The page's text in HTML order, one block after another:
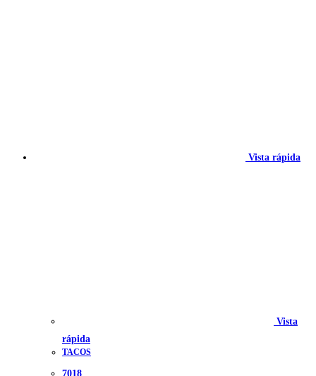
Vista rápida
Vista
rápida
TACOS
7018